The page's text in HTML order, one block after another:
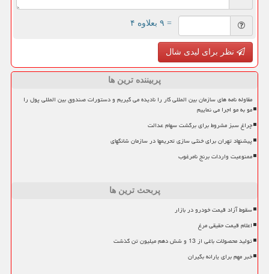
= ۹ بعلاوه ۴
نظر برای لیدی شال
پربیننده ترین ها
مقاوله نامه های سازمان بین المللی کار را نادیده می گیریم و دستورات صندوق بین المللی پول را
مو به مو اجرا می نماییم
چراغ سبز مشروط برای برگشت سهام عدالت
پیشنهاد تهران برای خنثی سازی تحریمها در سازمان شانگهای
ممنوعیت واردات برنج نامرغوب
پربحث ترین ها
سقوط آزاد قیمت خودرو در بازار
اعلام قیمت حقیقی مرغ
تولید محصولات باغی از 13 و شش دهم میلیون تن گذشت
خبر مهم برای یارانه بگیران